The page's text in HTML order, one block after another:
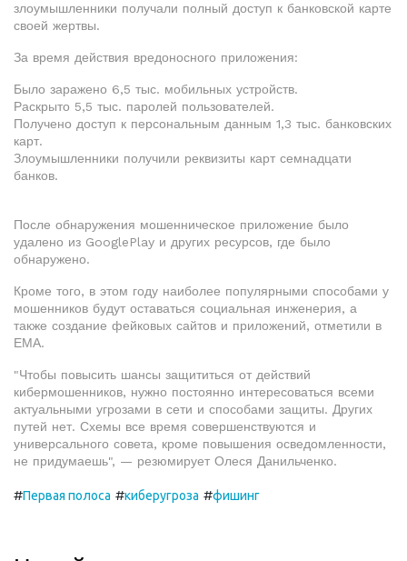
злоумышленники получали полный доступ к банковской карте
своей жертвы.
За время действия вредоносного приложения:
Было заражено 6,5 тыс. мобильных устройств.
Раскрыто 5,5 тыс. паролей пользователей.
Получено доступ к персональным данным 1,3 тыс. банковских
карт.
Злоумышленники получили реквизиты карт семнадцати
банков.
После обнаружения мошенническое приложение было
удалено из GooglePlay и других ресурсов, где было
обнаружено.
Кроме того, в этом году наиболее популярными способами у
мошенников будут оставаться социальная инженерия, а
также создание фейковых сайтов и приложений, отметили в
ЕМА.
"Чтобы повысить шансы защититься от действий
кибермошенников, нужно постоянно интересоваться всеми
актуальными угрозами в сети и способами защиты. Других
путей нет. Схемы все время совершенствуются и
универсального совета, кроме повышения осведомленности,
не придумаешь", — резюмирует Олеся Данильченко.
#Первая полоса #киберугроза #фишинг